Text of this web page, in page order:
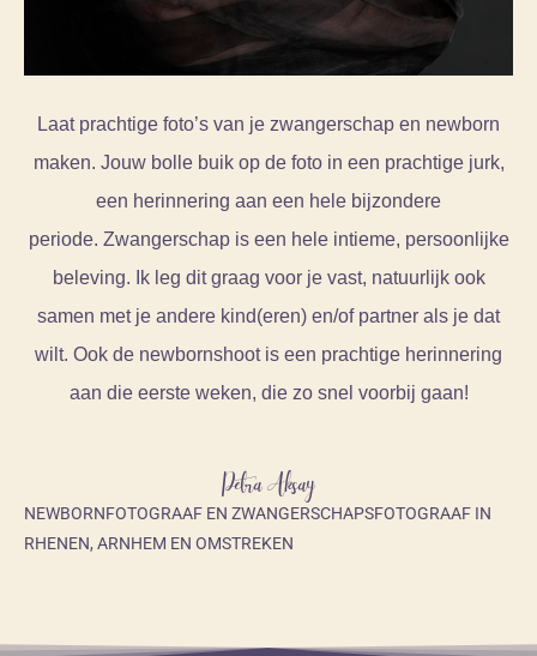
Laat prachtige foto’s van je zwangerschap en newborn
maken. Jouw bolle buik op de foto in een prachtige jurk,
een herinnering aan een hele bijzondere
periode. Zwangerschap is een hele intieme, persoonlijke
beleving.
Ik leg dit graag voor je vast, natuurlijk ook
samen met je andere kind(eren) en/of partner als je dat
wilt. Ook de newbornshoot is een prachtige herinnering
aan die eerste weken, die zo snel voorbij gaan!
Petra Aksay
NEWBORNFOTOGRAAF EN ZWANGERSCHAPSFOTOGRAAF IN
RHENEN, ARNHEM EN OMSTREKEN